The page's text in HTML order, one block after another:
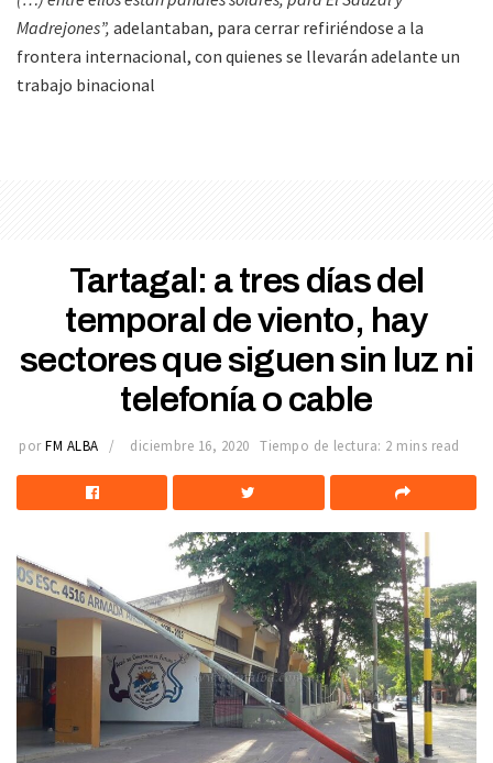
Madrejones”, adelantaban, para cerrar refiriéndose a la
frontera internacional, con quienes se llevarán adelante un
trabajo binacional
Tartagal: a tres días del
temporal de viento, hay
sectores que siguen sin luz ni
telefonía o cable
por FM ALBA diciembre 16, 2020 Tiempo de lectura: 2 mins read